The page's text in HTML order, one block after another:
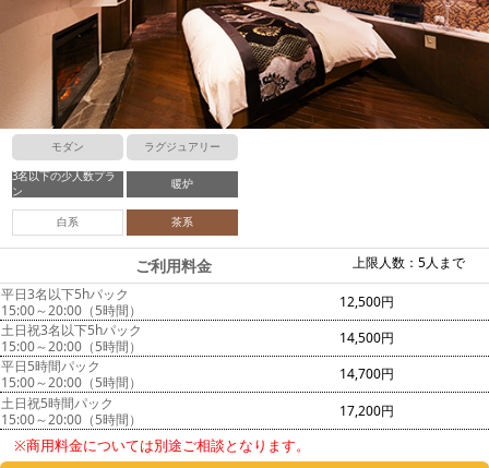
モダン ラグジュアリー
3名以下の少人数プラ
ン
暖炉
白系 茶系
上限人数：5人まで
ご利用料金
平日3名以下5hパック
15:00～20:00（5時間）
12,500円
土日祝3名以下5hパック
15:00～20:00（5時間）
14,500円
平日5時間パック
15:00～20:00（5時間）
14,700円
土日祝5時間パック
15:00～20:00（5時間）
17,200円
※商用料金については別途ご相談となります。